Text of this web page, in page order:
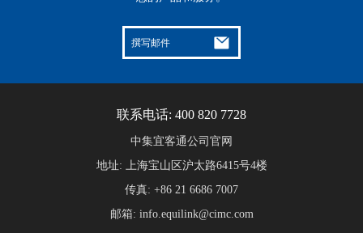
撰写邮件
联系电话: 400 820 7728
中集宜客通公司官网
地址: 上海宝山区沪太路6415号4楼
传真: +86 21 6686 7007
邮箱: info.equilink@cimc.com